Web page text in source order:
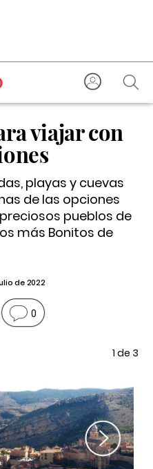
viajar con
playas y cuevas
de las opciones
pueblos de
más Bonitos de
de 2022
0
1 de 3
Next